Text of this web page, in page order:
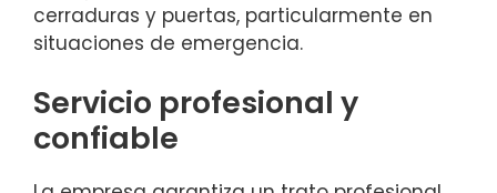
cerraduras y puertas, particularmente en
situaciones de emergencia.
Servicio profesional y
confiable